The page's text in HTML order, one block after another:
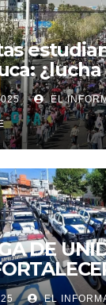
política
EL
DE
EN
EL